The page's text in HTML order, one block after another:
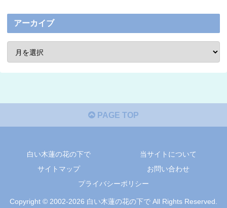
アーカイブ
PAGE TOP
白い木蓮の花の下で
当サイトについて
サイトマップ
お問い合わせ
プライバシーポリシー
Copyright © 2002-2026 白い木蓮の花の下で All Rights Reserved.